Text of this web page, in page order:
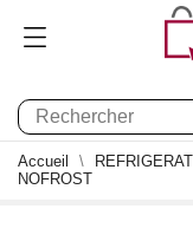
Accueil
NOFROST